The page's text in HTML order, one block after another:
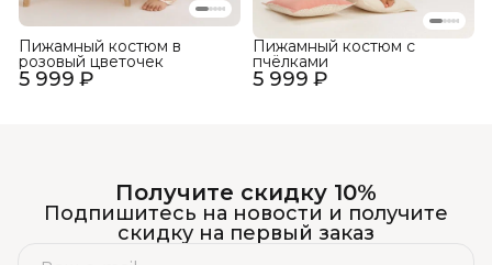
5 999 ₽
Пижамный костюм в
розовый цветочек
5 999 ₽
Пижамный костюм с
пчёлками
Получите скидку 10%
Подпишитесь на новости и получите
скидку на первый заказ